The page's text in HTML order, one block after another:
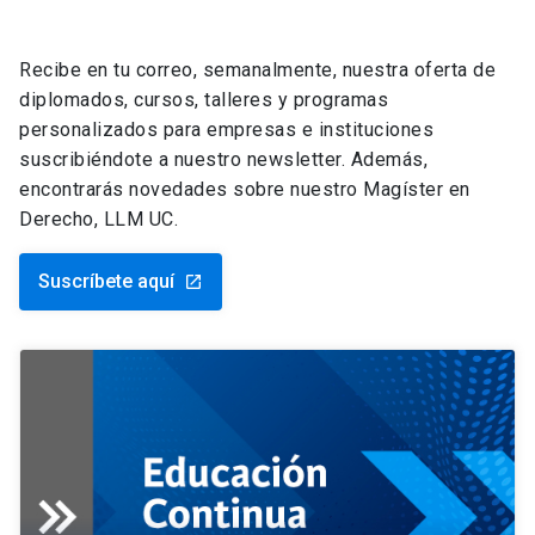
Recibe en tu correo, semanalmente, nuestra oferta de
diplomados, cursos, talleres y programas
personalizados para empresas e instituciones
suscribiéndote a nuestro newsletter. Además,
encontrarás novedades sobre nuestro Magíster en
Derecho, LLM UC.
Suscríbete aquí launch